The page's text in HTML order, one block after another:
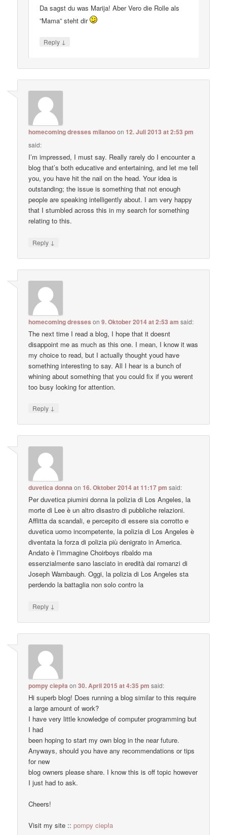
Da sagst du was Marija! Aber Vero die Rolle als
”Mama” steht dir
Reply ↓
homecoming dresses milanooon12. Juli 2013 at 2:53 pm
said:
I’m impressed, I must say. Really rarely do I encounter a
blog that’s both educative and entertaining, and let me tell
you, you have hit the nail on the head. Your idea is
outstanding; the issue is something that not enough
people are speaking intelligently about. I am very happy
that I stumbled across this in my search for something
relating to this.
Reply ↓
homecoming dresses on9. Oktober 2014 at 2:53 am said:
The next time I read a blog, I hope that it doesnt
disappoint me as much as this one. I mean, I know it was
my choice to read, but I actually thought youd have
something interesting to say. All I hear is a bunch of
whining about something that you could fix if you werent
too busy looking for attention.
Reply ↓
duvetica donna on16. Oktober 2014 at 11:17 pm said:
Per duvetica piumini donna la polizia di Los Angeles, la
morte di Lee è un altro disastro di pubbliche relazioni.
Afflitta da scandali, e percepito di essere sia corrotto e
duvetica uomo incompetente, la polizia di Los Angeles è
diventata la forza di polizia più denigrato in America.
Andato è l’immagine Choirboys ribaldo ma
essenzialmente sano lasciato in eredità dai romanzi di
Joseph Wambaugh. Oggi, la polizia di Los Angeles sta
perdendo la battaglia non solo contro la
Reply ↓
pompy ciepła on30. April 2015 at 4:35 pm said:
Hi superb blog! Does running a blog similar to this require
a large amount of work?
I have very little knowledge of computer programming but
I had
been hoping to start my own blog in the near future.
Anyways, should you have any recommendations or tips
for new
blog owners please share. I know this is off topic however
I just had to ask.
Cheers!
Visit my site ::pompy ciepła